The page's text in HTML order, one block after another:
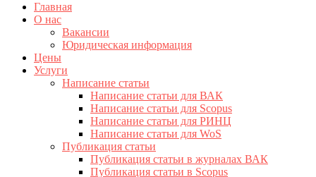
Главная
О нас
Вакансии
Юридическая информация
Цены
Услуги
Написание статьи
Написание статьи для ВАК
Написание статьи для Scopus
Написание статьи для РИНЦ
Написание статьи для WoS
Публикация статьи
Публикация статьи в журналах ВАК
Публикация статьи в Scopus